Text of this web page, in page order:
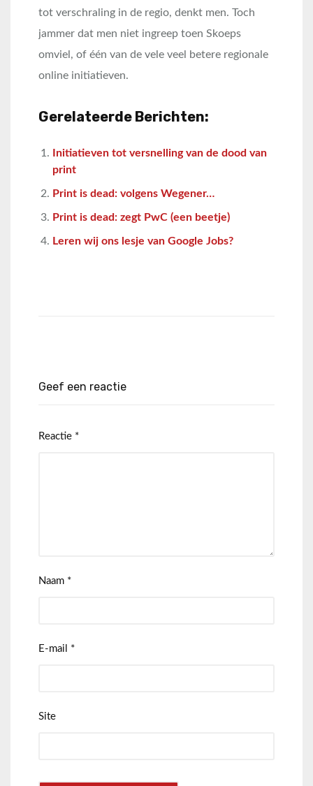
tot verschraling in de regio, denkt men. Toch
jammer dat men niet ingreep toen Skoeps
omviel, of één van de vele veel betere regionale
online initiatieven.
Gerelateerde Berichten:
Initiatieven tot versnelling van de dood van
print
Print is dead: volgens Wegener…
Print is dead: zegt PwC (een beetje)
Leren wij ons lesje van Google Jobs?
Geef een reactie
Reactie *
Naam *
E-mail *
Site